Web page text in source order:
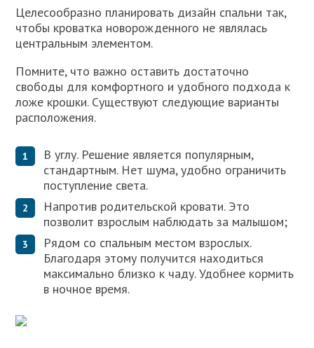
Целесообразно планировать дизайн спальни так,
чтобы кроватка новорожденного не являлась
центральным элементом.
Помните, что важно оставить достаточно
свободы для комфортного и удобного подхода к
ложе крошки. Существуют следующие варианты
расположения.
В углу. Решение является популярным,
стандартным. Нет шума, удобно ограничить
поступление света.
Напротив родительской кровати. Это
позволит взрослым наблюдать за малышом;
Рядом со спальным местом взрослых.
Благодаря этому получится находиться
максимально близко к чаду. Удобнее кормить
в ночное время.